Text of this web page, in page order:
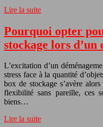
Lire la suite
Pourquoi opter
stockage lors d’un
L’excitation d’un
stress face à la quantité
box de stockage s’avère
flexibilité sans pareille, ces
biens…
Lire la suite